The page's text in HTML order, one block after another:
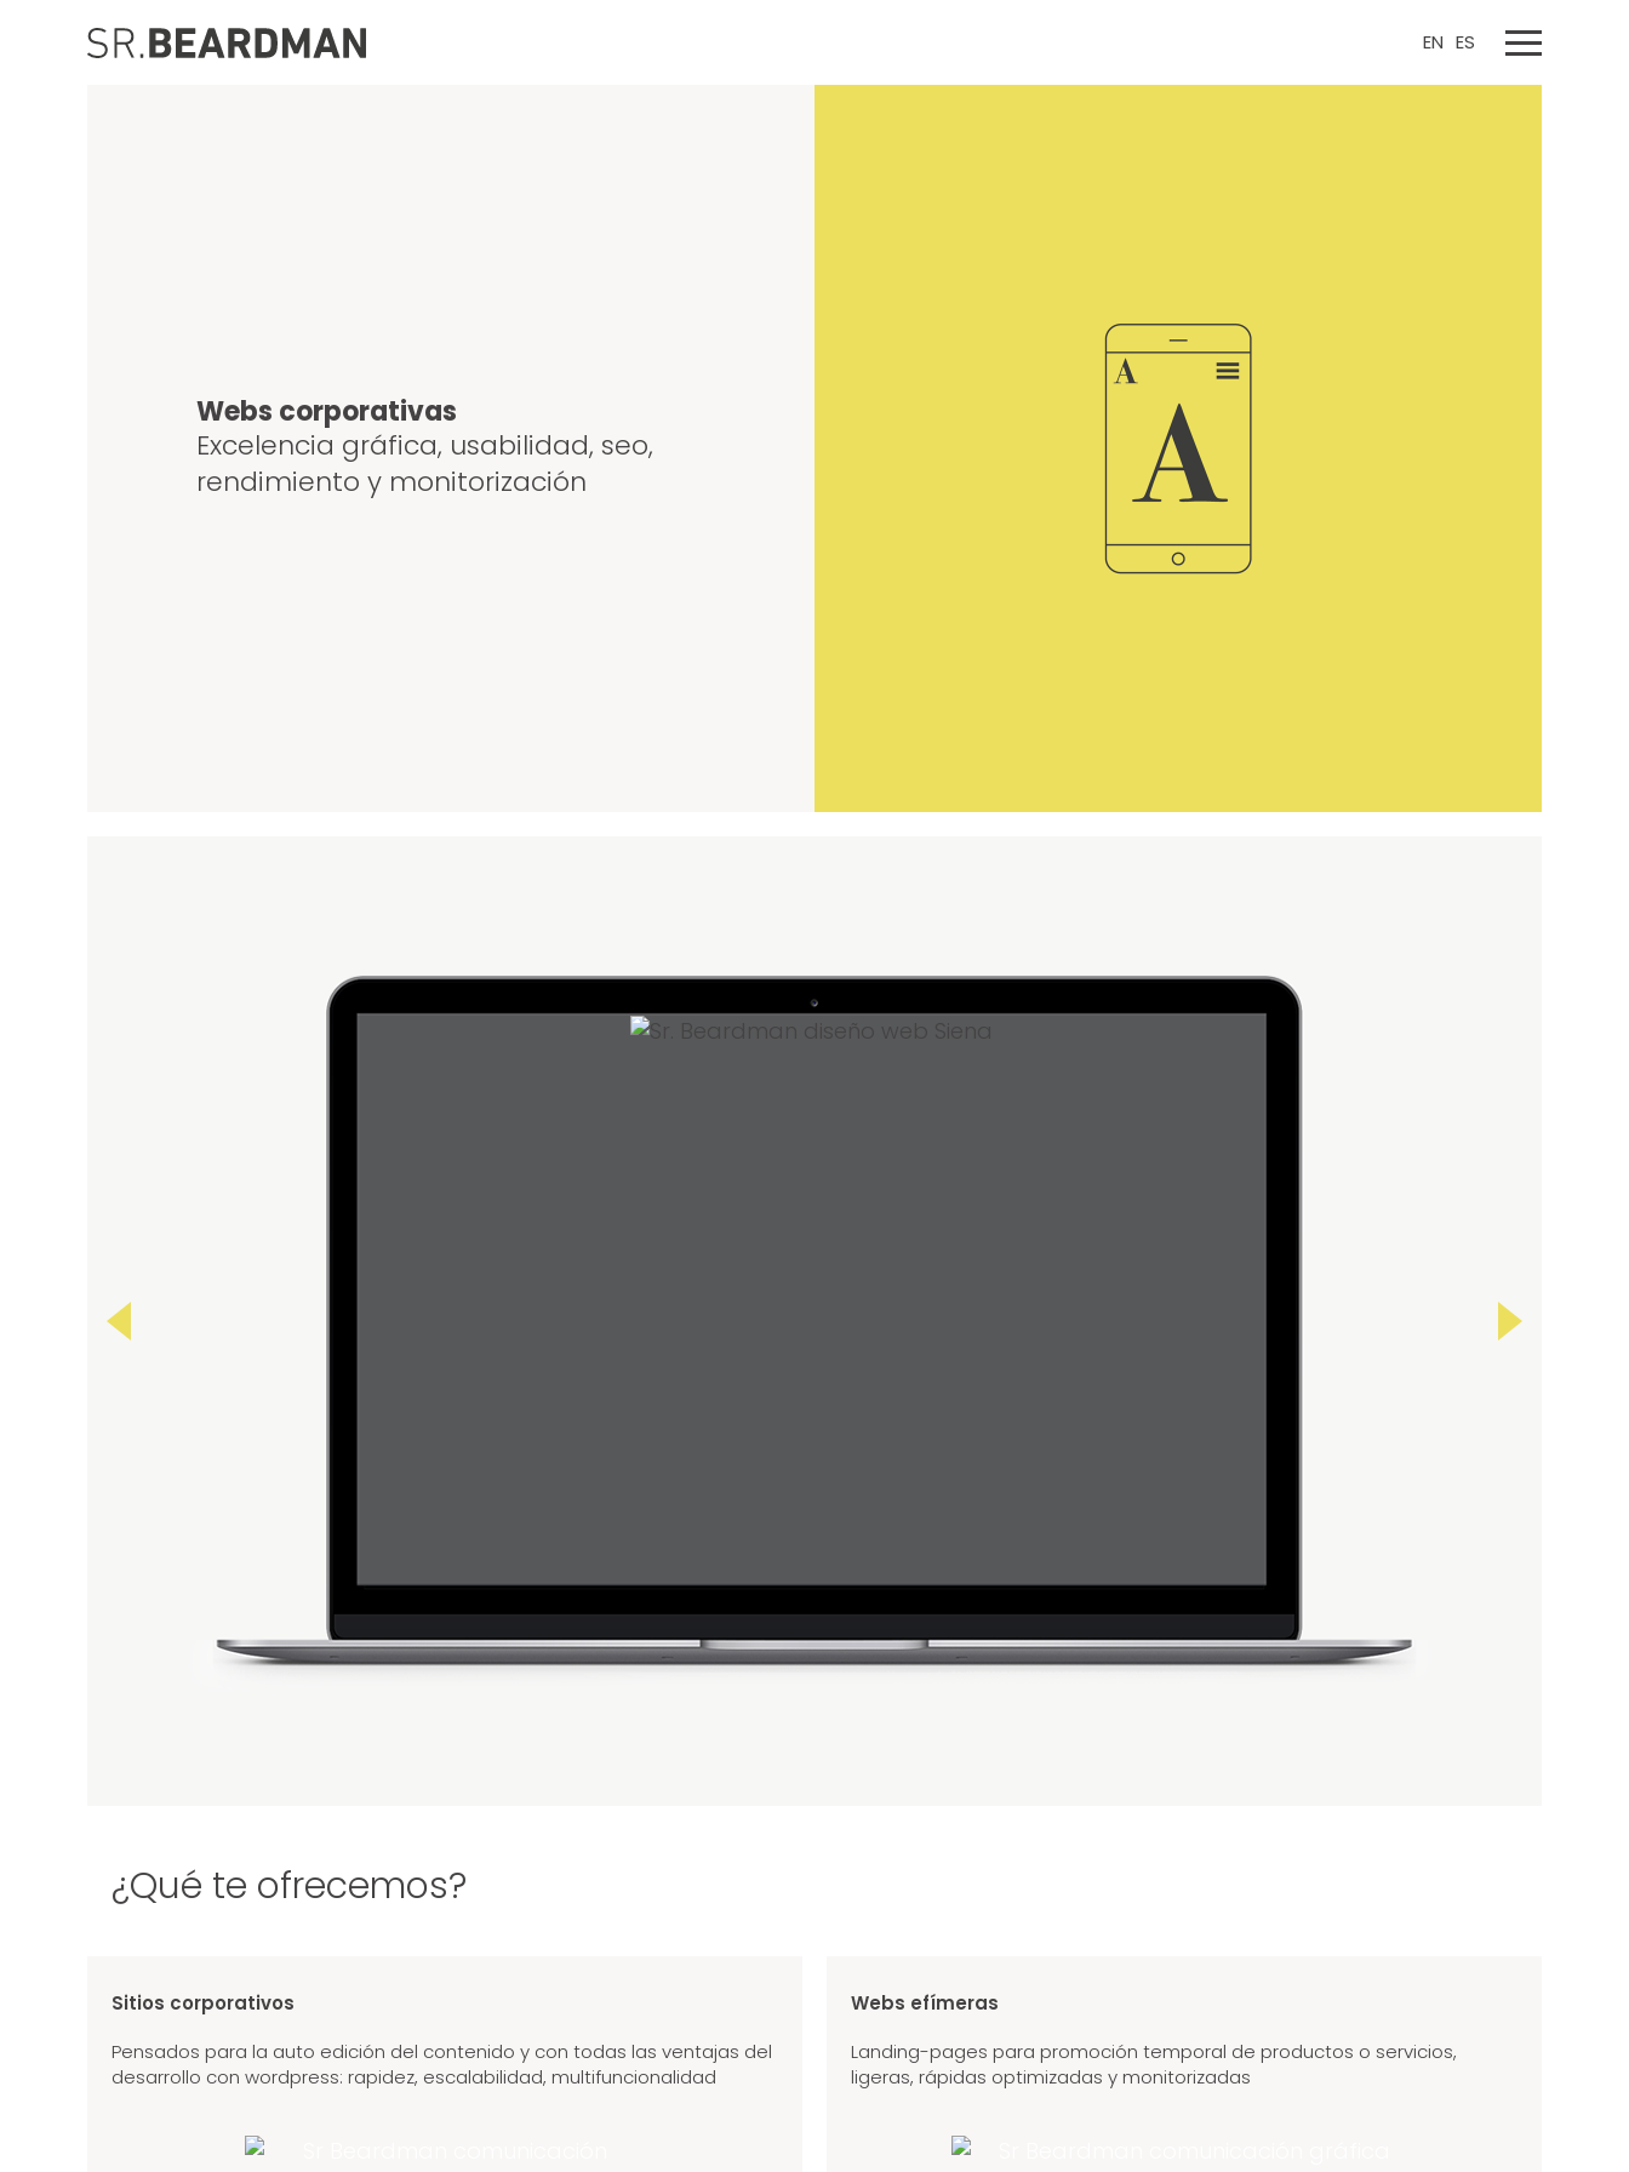
contenido
EN ES
Webs corporativas
Excelencia gráfica, usabilidad, seo,
rendimiento y monitorización
¿Qué te ofrecemos?
Sitios corporativos
Pensados para la auto edición del contenido y con todas las ventajas del
desarrollo con wordpress: rapidez, escalabilidad, multifuncionalidad
Webs efímeras
Landing-pages para promoción temporal de productos o servicios,
ligeras, rápidas optimizadas y monitorizadas